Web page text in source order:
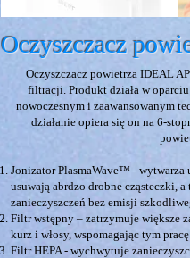
Oczyszczacz
Oczyszczacz powietrza IDEAL
filtracji. Produkt działa w
nowoczesnym i zaawansowanym
działanie opiera się on na 6-
Jonizator PlasmaWave™ - wytwarza
usuwają abrdzo drobne cząsteczki,
zanieczyszczeń bez emisji
Filtr wstępny – zatrzymuje większe
kurz i włosy, wspomagając tym
Filtr HEPA - wychwytuje